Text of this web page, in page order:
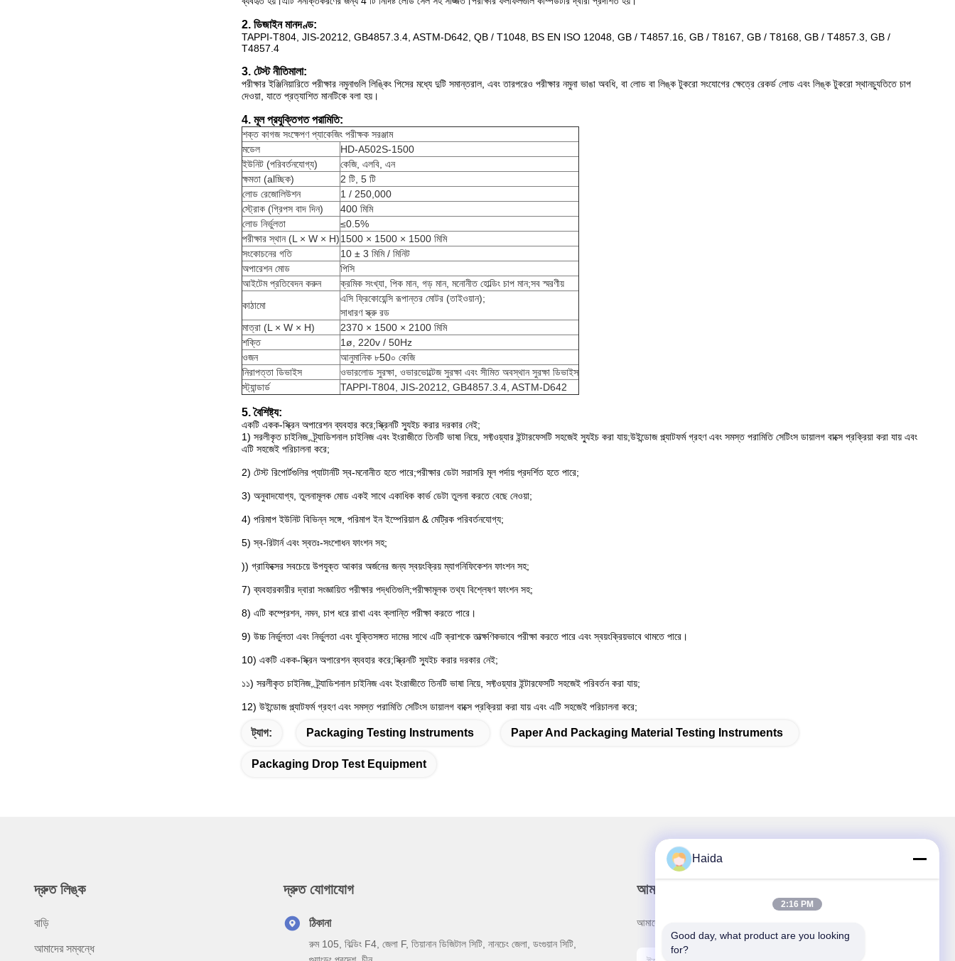
2. ডিজাইন মানদণ্ড:
TAPPI-T804, JIS-20212, GB4857.3.4, ASTM-D642, QB / T1048, BS EN ISO 12048, GB / T4857.16, GB / T8167, GB / T8168, GB / T4857.3, GB /
T4857.4
3. টেস্ট নীতিমালা:
পরীক্ষার ইঞ্জিনিয়ারিতে পরীক্ষার নমুনাগুলি লিঙ্কিং পিসের মধ্যে দুটি সমান্তরাল, এবং তারপরেও পরীক্ষার নমুনা ভাঙা অবধি, বা লোড বা লিঙ্ক টুকরো সংযোগের ক্ষেত্রে রেকর্ড লোড এবং লিঙ্ক টুকরো স্থানচ্যুতিতে চাপ
দেওয়া, যাতে প্রত্যাশিত মানটিকে বলা হয়।
4. মূল প্রযুক্তিগত পরামিতি:
শক্ত কাগজ সংক্ষেপণ প্যাকেজিং পরীক্ষক সরঞ্জাম
মডেল
HD-A502S-1500
ইউনিট (পরিবর্তনযোগ্য)
কেজি, এলবি, এন
ক্ষমতা (alচ্ছিক)
2 টি, 5 টি
লোড রেজোলিউশন
1 / 250,000
স্ট্রোক (গ্রিপস বাদ দিন)
400 মিমি
লোড নির্ভুলতা
≤0.5%
পরীক্ষার স্থান (L × W × H)1500 × 1500 × 1500 মিমি
সংকোচনের গতি
10 ± 3 মিমি / মিনিট
অপারেশন মোড
পিসি
আইটেম প্রতিবেদন করুন
ক্রমিক সংখ্যা, পিক মান, গড় মান, মনোনীত হোল্ডিং চাপ মান;সব স্মরণীয়
কাঠামো
এসি ফ্রিকোয়েন্সি রূপান্তর মোটর (তাইওয়ান);
সাধারণ স্ক্রু রড
মাত্রা (L × W × H)
2370 × 1500 × 2100 মিমি
শক্তি
1ø, 220v / 50Hz
ওজন
আনুমানিক ৮50০ কেজি
নিরাপত্তা ডিভাইস
ওভারলোড সুরক্ষা, ওভারভোল্টেজ সুরক্ষা এবং সীমিত অবস্থান সুরক্ষা ডিভাইস
স্ট্যান্ডার্ড
TAPPI-T804, JIS-20212, GB4857.3.4, ASTM-D642
5. বৈশিষ্ট্য:
একটি একক-স্ক্রিন অপারেশন ব্যবহার করে;স্ক্রিনটি স্যুইচ করার দরকার নেই;
1) সরলীকৃত চাইনিজ, ট্র্যাডিশনাল চাইনিজ এবং ইংরাজীতে তিনটি ভাষা নিয়ে, সফ্টওয়্যার ইন্টারফেসটি সহজেই স্যুইচ করা যায়;উইন্ডোজ প্ল্যাটফর্ম গ্রহণ এবং সমস্ত পরামিতি সেটিংস ডায়ালগ বাক্সে প্রক্রিয়া করা যায় এবং
এটি সহজেই পরিচালনা করে;
2) টেস্ট রিপোর্টগুলির প্যাটার্নটি স্ব-মনোনীত হতে পারে;পরীক্ষার ডেটা সরাসরি মূল পর্দায় প্রদর্শিত হতে পারে;
3) অনুবাদযোগ্য, তুলনামূলক মোড একই সাথে একাধিক কার্ভ ডেটা তুলনা করতে বেছে নেওয়া;
4) পরিমাপ ইউনিট বিভিন্ন সঙ্গে, পরিমাপ ইন ইম্পেরিয়াল & মেট্রিক পরিবর্তনযোগ্য;
5) স্ব-রিটার্ন এবং স্বতঃ-সংশোধন ফাংশন সহ;
)) গ্রাফিক্সের সবচেয়ে উপযুক্ত আকার অর্জনের জন্য স্বয়ংক্রিয় ম্যাগনিফিকেশন ফাংশন সহ;
7) ব্যবহারকারীর দ্বারা সংজ্ঞায়িত পরীক্ষার পদ্ধতিগুলি;পরীক্ষামূলক তথ্য বিশ্লেষণ ফাংশন সহ;
8) এটি কম্প্রেশন, নমন, চাপ ধরে রাখা এবং ক্লান্তি পরীক্ষা করতে পারে।
9) উচ্চ নির্ভুলতা এবং নির্ভুলতা এবং যুক্তিসঙ্গত দামের সাথে এটি ক্রাশকে তাত্ক্ষণিকভাবে পরীক্ষা করতে পারে এবং স্বয়ংক্রিয়ভাবে থামতে পারে।
10) একটি একক-স্ক্রিন অপারেশন ব্যবহার করে;স্ক্রিনটি স্যুইচ করার দরকার নেই;
১১) সরলীকৃত চাইনিজ, ট্র্যাডিশনাল চাইনিজ এবং ইংরাজীতে তিনটি ভাষা নিয়ে, সফ্টওয়্যার ইন্টারফেসটি সহজেই পরিবর্তন করা যায়;
12) উইন্ডোজ প্ল্যাটফর্ম গ্রহণ এবং সমস্ত পরামিতি সেটিংস ডায়ালগ বাক্সে প্রক্রিয়া করা যায় এবং এটি সহজেই পরিচালনা করে;
ট্যাগ: Packaging Testing Instruments Paper And Packaging Material Testing Instruments
Packaging Drop Test Equipment
দ্রুত লিঙ্ক
বাড়ি
আমাদের সম্বন্ধে
দ্রুত যোগাযোগ
ঠিকানা
রুম 105, বিল্ডিং F4, জেলা F, তিয়ানান ডিজিটাল সিটি, নানচেং জেলা, ডংগুয়ান সিটি,
আমাদের নিউজলেটার
আমাদের নিউজলেটারে সাবস্ক্রাইব করুন এবং আরও অনেক কিছু পেতে পারেন।
Haida
2:16 PM
Good day, what product are you looking
for?